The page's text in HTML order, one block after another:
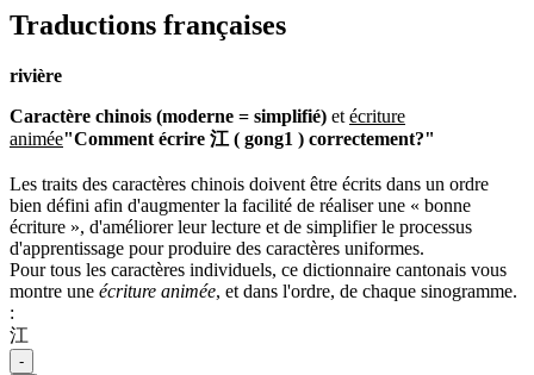
Traductions françaises
rivière
Caractère chinois (moderne = simplifié) et écriture
animée"Comment écrire 江 ( gong1 ) correctement?"
Les traits des caractères chinois doivent être écrits dans un ordre
bien défini afin d'augmenter la facilité de réaliser une « bonne
écriture », d'améliorer leur lecture et de simplifier le processus
d'apprentissage pour produire des caractères uniformes.
Pour tous les caractères individuels, ce dictionnaire cantonais vous
montre une écriture animée, et dans l'ordre, de chaque sinogramme.
:
江
-